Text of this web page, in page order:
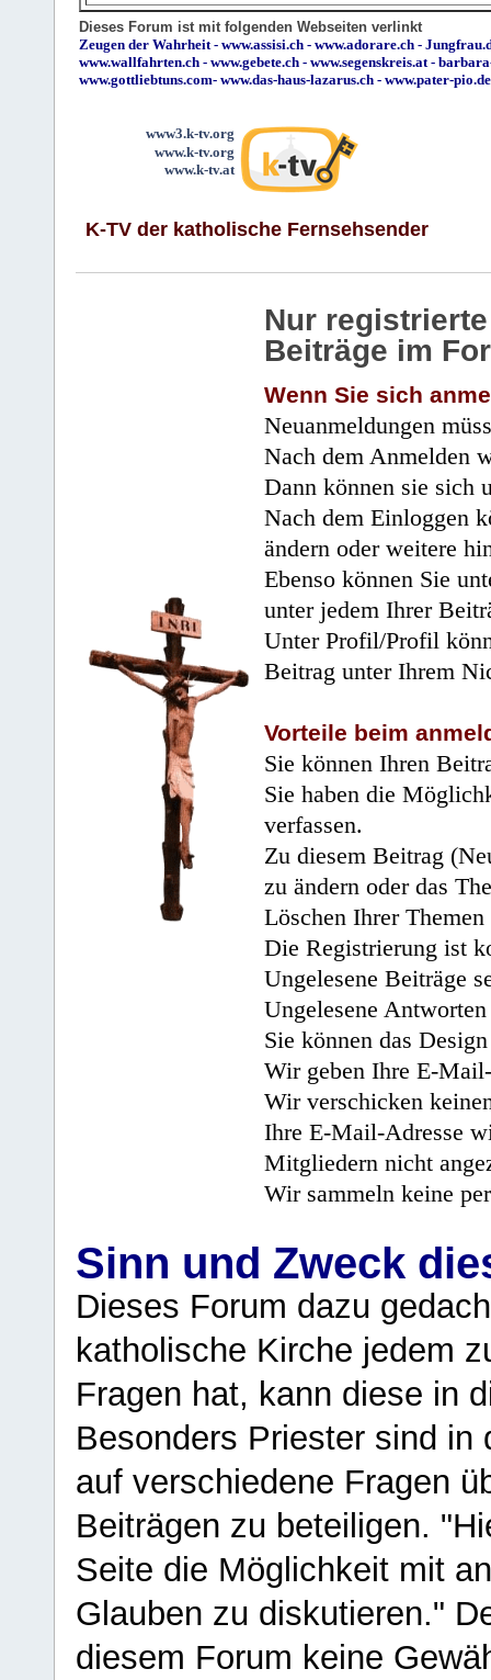
Dieses Forum ist mit folgenden Webseiten verlinkt
Zeugen der Wahrheit - www.assisi.ch - www.adorare.ch -
www.wallfahrten.ch - www.gebete.ch - www.segenskreis.at -
www.gottliebtuns.com- www.das-haus-lazarus.ch - www.pater-pio.de
www3.k-tv.org
www.k-tv.org
www.k-tv.at
K-TV der katholische Fernsehsender
Nur
Beiträge im
Wenn Sie sich
Neuanmeldungen
Nach dem Anmelden
Dann können sie sich
Nach dem Einloggen
ändern oder weitere
Ebenso können Sie
unter jedem Ihrer
Unter Profil/Profil
Beitrag unter Ihrem
Vorteile beim
Sie können Ihren
Sie haben die
verfassen.
Zu diesem Beitrag
zu ändern oder das
Löschen Ihrer
Die Registrierung ist
Ungelesene Beiträge
Ungelesene
Sie können das
Wir geben Ihre E-
Wir verschicken
Ihre E-Mail-Adresse
Mitgliedern nicht
Wir sammeln keine
Sinn und Zweck
Dieses Forum dazu
katholische Kirche jedem
Fragen hat, kann diese in
Besonders Priester sind in
auf verschiedene Fragen
Beiträgen zu beteiligen.
Seite die Möglichkeit mit
Glauben zu diskutieren."
diesem Forum keine